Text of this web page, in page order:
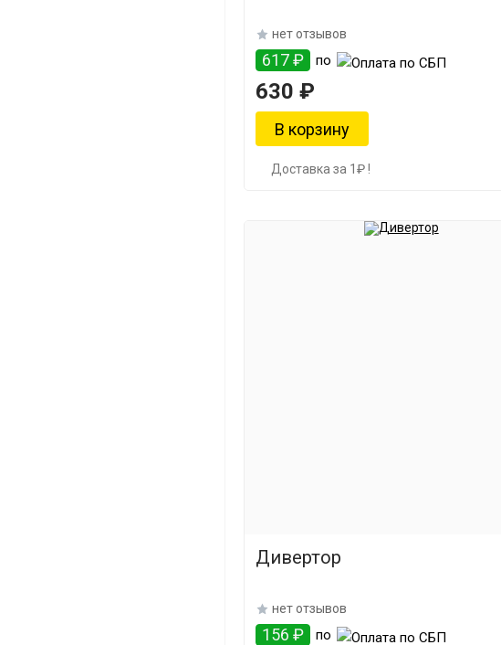
нет отзывов
617 ₽ по
630 ₽
Доставка за 1₽ !
Дивертор
нет отзывов
156 ₽ по